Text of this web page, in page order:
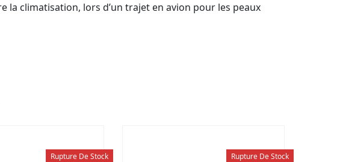
climatisation, lors d’un trajet en avion pour les peaux
Rupture De Stock Rupture De Stock